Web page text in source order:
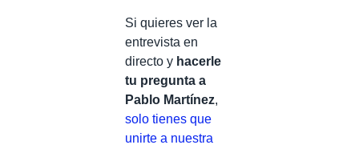
Si quieres ver la
entrevista en
directo y hacerle
tu pregunta a
Pablo Martínez,
solo tienes que
unirte a nuestra